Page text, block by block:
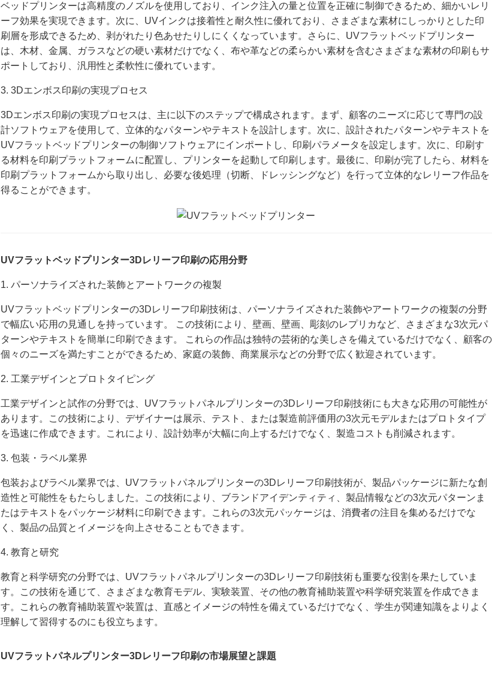
ベッドプリンターは高精度のノズルを使用しており、インク注入の量と位置を正確に制御できるため、細かいレリ
ーフ効果を実現できます。次に、UVインクは接着性と耐久性に優れており、さまざまな素材にしっかりとした印
刷層を形成できるため、剥がれたり色あせたりしにくくなっています。さらに、UVフラットベッドプリンター
は、木材、金属、ガラスなどの硬い素材だけでなく、布や革などの柔らかい素材を含むさまざまな素材の印刷もサ
ポートしており、汎用性と柔軟性に優れています。
3. 3Dエンボス印刷の実現プロセス
3Dエンボス印刷の実現プロセスは、主に以下のステップで構成されます。まず、顧客のニーズに応じて専門の設
計ソフトウェアを使用して、立体的なパターンやテキストを設計します。次に、設計されたパターンやテキストを
UVフラットベッドプリンターの制御ソフトウェアにインポートし、印刷パラメータを設定します。次に、印刷す
る材料を印刷プラットフォームに配置し、プリンターを起動して印刷します。最後に、印刷が完了したら、材料を
印刷プラットフォームから取り出し、必要な後処理（切断、ドレッシングなど）を行って立体的なレリーフ作品を
得ることができます。
UVフラットベッドプリンター3Dレリーフ印刷の応用分野
1. パーソナライズされた装飾とアートワークの複製
UVフラットベッドプリンターの3Dレリーフ印刷技術は、パーソナライズされた装飾やアートワークの複製の分野
で幅広い応用の見通しを持っています。 この技術により、壁画、壁画、彫刻のレプリカなど、さまざまな3次元パ
ターンやテキストを簡単に印刷できます。 これらの作品は独特の芸術的な美しさを備えているだけでなく、顧客の
個々のニーズを満たすことができるため、家庭の装飾、商業展示などの分野で広く歓迎されています。
2. 工業デザインとプロトタイピング
工業デザインと試作の分野では、UVフラットパネルプリンターの3Dレリーフ印刷技術にも大きな応用の可能性が
あります。この技術により、デザイナーは展示、テスト、または製造前評価用の3次元モデルまたはプロトタイプ
を迅速に作成できます。これにより、設計効率が大幅に向上するだけでなく、製造コストも削減されます。
3. 包装・ラベル業界
包装およびラベル業界では、UVフラットパネルプリンターの3Dレリーフ印刷技術が、製品パッケージに新たな創
造性と可能性をもたらしました。この技術により、ブランドアイデンティティ、製品情報などの3次元パターンま
たはテキストをパッケージ材料に印刷できます。これらの3次元パッケージは、消費者の注目を集めるだけでな
く、製品の品質とイメージを向上させることもできます。
4. 教育と研究
教育と科学研究の分野では、UVフラットパネルプリンターの3Dレリーフ印刷技術も重要な役割を果たしていま
す。この技術を通じて、さまざまな教育モデル、実験装置、その他の教育補助装置や科学研究装置を作成できま
す。これらの教育補助装置や装置は、直感とイメージの特性を備えているだけでなく、学生が関連知識をよりよく
理解して習得するのにも役立ちます。
UVフラットパネルプリンター3Dレリーフ印刷の市場展望と課題